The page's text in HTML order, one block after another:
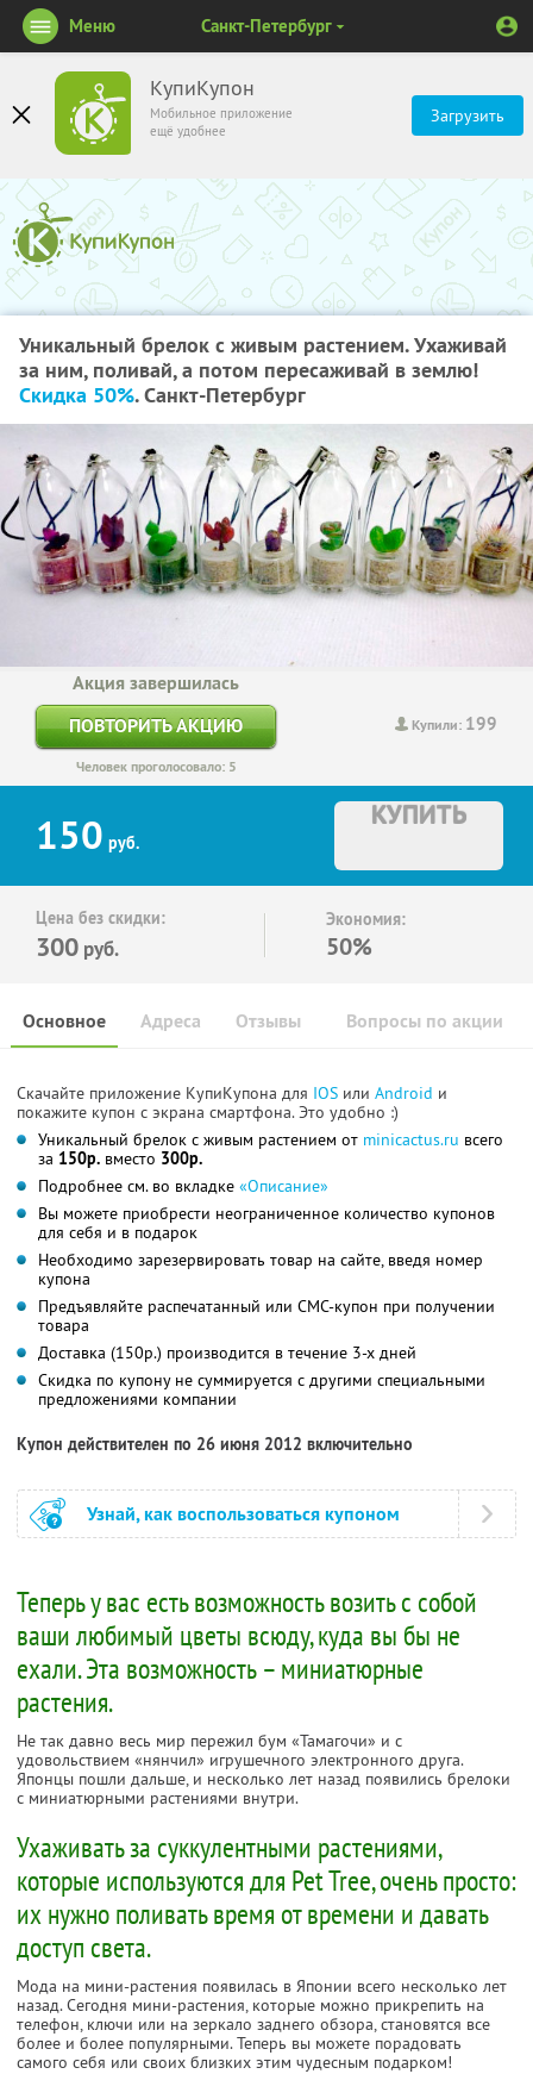
КупиКупон
Мобильное приложение
ещё удобнее
Загрузить
Меню Санкт-Петербург
Уникальный брелок с живым растением. Ухаживай
за ним, поливай, а потом пересаживай в землю!
Скидка 50%. Санкт-Петербург
Купили: 199
Акция завершилась
ПОВТОРИТЬ АКЦИЮ
Человек проголосовало: 5
150 руб.
КУПИТЬ
Цена без скидки:
300 руб.
Экономия:
50%
Основное Отзывы Вопросы по акции
Адреса
Скачайте приложение КупиКупона для IOS или Android и
покажите купон с экрана смартфона. Это удобно :)
Уникальный брелок с живым растением от minicactus.ru всего
за 150р. вместо 300р.
Подробнее см. во вкладке «Описание»
Вы можете приобрести неограниченное количество купонов
для себя и в подарок
Необходимо зарезервировать товар на сайте, введя номер
купона
Предъявляйте распечатанный или СМС-купон при получении
товара
Доставка (150р.) производится в течение 3-х дней
Скидка по купону не суммируется с другими специальными
предложениями компании
Купон действителен по 26 июня 2012 включительно
Узнай, как воспользоваться купоном
Теперь у вас есть возможность возить с собой
ваши любимый цветы всюду, куда вы бы не
ехали. Эта возможность – миниатюрные
растения.
Не так давно весь мир пережил бум «Тамагочи» и с
удовольствием «нянчил» игрушечного электронного друга.
Японцы пошли дальше, и несколько лет назад появились брелоки
с миниатюрными растениями внутри.
Ухаживать за суккулентными растениями,
которые используются для Pet Tree, очень просто:
их нужно поливать время от времени и давать
доступ света.
Мода на мини-растения появилась в Японии всего несколько лет
назад. Сегодня мини-растения, которые можно прикрепить на
телефон, ключи или на зеркало заднего обзора, становятся все
более и более популярными. Теперь вы можете порадовать
самого себя или своих близких этим чудесным подарком!